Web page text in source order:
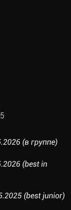
(в группе)
(best in
(best junior)